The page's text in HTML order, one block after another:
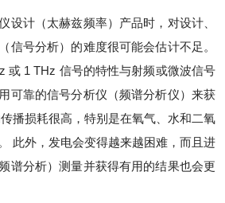
设计（太赫兹频率）产品时，对设计、
信号分析）的难度很可能会估计不足。
或 1 THz 信号的特性与射频或微波信号
可靠的信号分析仪（频谱分析仪）来获
播损耗很高，特别是在氧气、水和二氧
此外，发电会变得越来越困难，而且进
谱分析）测量并获得有用的结果也会更